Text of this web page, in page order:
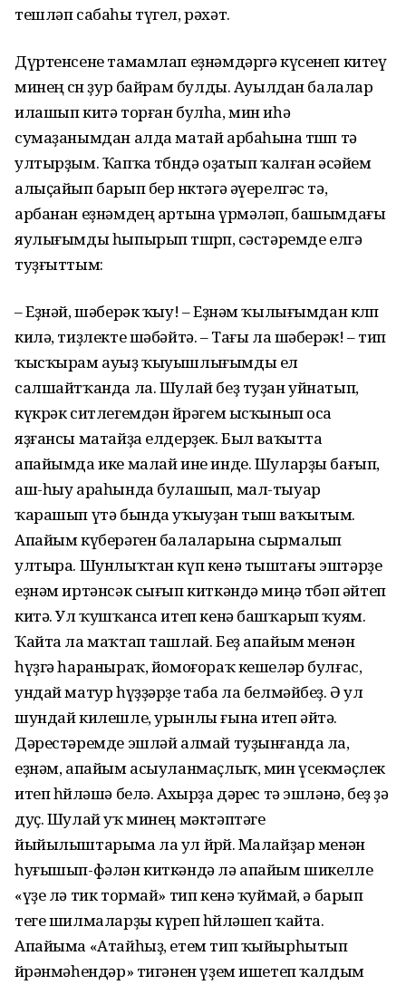
тешләп сабаһы түгел, рәхәт.
Дүртенсене тамамлап еҙнәмдәргә күсенеп китеү
минең өсөн ҙур байрам булды. Ауылдан балалар
илашып китә торған булһа, мин иһә
сумаҙанымдан алда матай арбаһына төшөп тә
ултырҙым. Ҡапҡа төбөндә оҙатып ҡалған әсәйем
алыҫайып барып бер нөктәгә әүерелгәс тә,
арбанан еҙнәмдең артына үрмәләп, башымдағы
яулығымды һыпырып төшөрөп, сәстәремде елгә
туҙғыттым:
– Еҙнәй, шәберәк ҡыу! – Еҙнәм ҡылығымдан көлөп
килә, тиҙлекте шәбәйтә. – Тағы ла шәберәк! – тип
ҡысҡырам ауыҙ ҡыуышлығымды ел
салшайтҡанда ла. Шулай беҙ туҙан уйнатып,
күкрәк ситлегемдән йөрәгем ысҡынып оса
яҙғансы матайҙа елдерҙек. Был ваҡытта
апайымда ике малай ине инде. Шуларҙы бағып,
аш-һыу араһында булашып, мал-тыуар
ҡарашып үтә бында уҡыуҙан тыш ваҡытым.
Апайым күберәген балаларына сырмалып
ултыра. Шунлыҡтан күп кенә тыштағы эштәрҙе
еҙнәм иртәнсәк сығып киткәндә миңә төбәп әйтеп
китә. Ул ҡушҡанса итеп кенә башҡарып ҡуям.
Ҡайта ла маҡтап ташлай. Беҙ апайым менән
һүҙгә һараныраҡ, йомоғораҡ кешеләр булғас,
ундай матур һүҙҙәрҙе таба ла белмәйбеҙ. Ә ул
шундай килешле, урынлы ғына итеп әйтә.
Дәрестәремде эшләй алмай туҙынғанда ла,
еҙнәм, апайым асыуланмаҫлыҡ, мин үсекмәҫлек
итеп һөйләшә белә. Ахырҙа дәрес тә эшләнә, беҙ ҙә
дуҫ. Шулай уҡ минең мәктәптәге
йыйылыштарыма ла ул йөрөй. Малайҙар менән
һуғышып-фәлән киткәндә лә апайым шикелле
«үҙе лә тик тормай» тип кенә ҡуймай, ә барып
теге шилмаларҙы күреп һөйләшеп ҡайта.
Апайыма «Атайһыҙ, етем тип ҡыйырһытып
өйрәнмәһендәр» тигәнен үҙем ишетеп ҡалдым